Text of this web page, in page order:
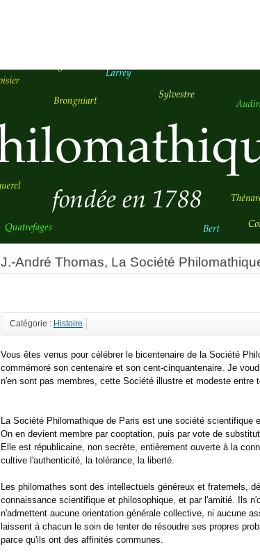
J.-André Thomas, La Société
Catégorie : Histoire
Vous êtes venus pour célébrer le bicentenaire de la Société
commémoré son centenaire et son cent-cinquantenaire. Je
n'en sont pas membres, cette Société illustre et modeste entre
La Société Philomathique de Paris est une société scientifique
On en devient membre par cooptation, puis par vote de
Elle est républicaine, non secrète, entièrement ouverte à la
cultive l'authenticité, la tolérance, la liberté.
Les philomathes sont des intellectuels généreux et fraternels,
connaissance scientifique et philosophique, et par l'amitié. Ils
n'admettent aucune orientation générale collective, ni aucune
laissent à chacun le soin de tenter de résoudre ses propres
parce qu'ils ont des affinités communes.